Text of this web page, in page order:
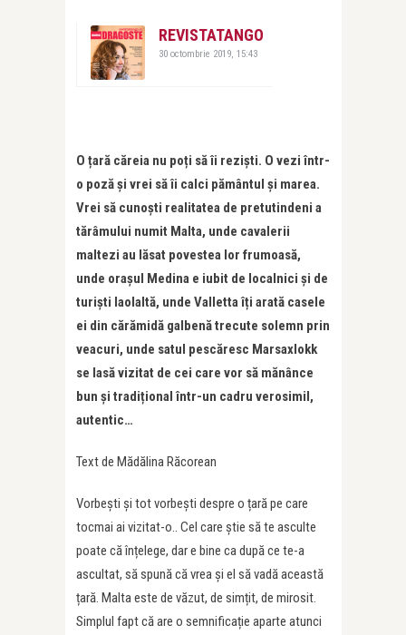
REVISTATANGO
30 octombrie 2019, 15:43
O țară căreia nu poți să îi reziști. O vezi într-
o poză și vrei să îi calci pământul și marea.
Vrei să cunoști realitatea de pretutindeni a
tărâmului numit Malta, unde cavalerii
maltezi au lăsat povestea lor frumoasă,
unde orașul Medina e iubit de localnici și de
turiști laolaltă, unde Valletta îți arată casele
ei din cărămidă galbenă trecute solemn prin
veacuri, unde satul pescăresc Marsaxlokk
se lasă vizitat de cei care vor să mănânce
bun și tradițional într-un cadru verosimil,
autentic…
Text de Mădălina Răcorean
Vorbești și tot vorbești despre o țară pe care
tocmai ai vizitat-o.. Cel care știe să te asculte
poate că înțelege, dar e bine ca după ce te-a
ascultat, să spună că vrea și el să vadă această
țară. Malta este de văzut, de simțit, de mirosit.
Simplul fapt că are o semnificație aparte atunci